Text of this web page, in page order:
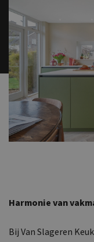
Harmonie van
Bij Van Slageren